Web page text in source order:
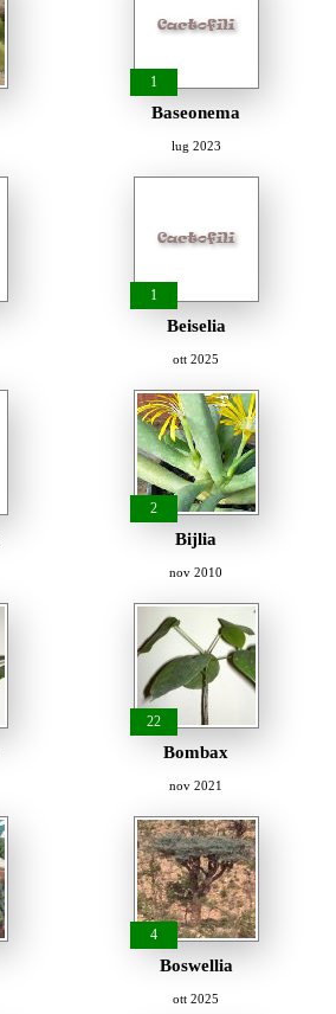
1
Baseonema
lug 2023
1
Beiselia
ott 2025
2
Bijlia
nov 2010
22
Bombax
nov 2021
4
Boswellia
ott 2025